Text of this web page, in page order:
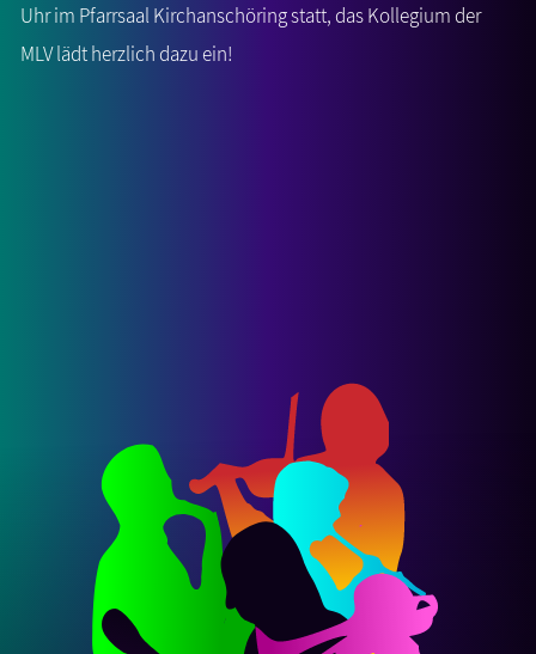
Uhr im Pfarrsaal Kirchanschöring statt, das Kollegium der
MLV lädt herzlich dazu ein!